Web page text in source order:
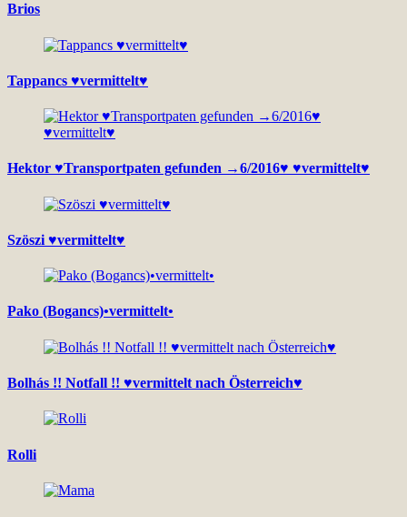
Brios
Tappancs ♥vermittelt♥
Hektor ♥Transportpaten gefunden →6/2016♥ ♥vermittelt♥
Szöszi ♥vermittelt♥
Pako (Bogancs)•vermittelt•
Bolhás !! Notfall !! ♥vermittelt nach Österreich♥
Rolli